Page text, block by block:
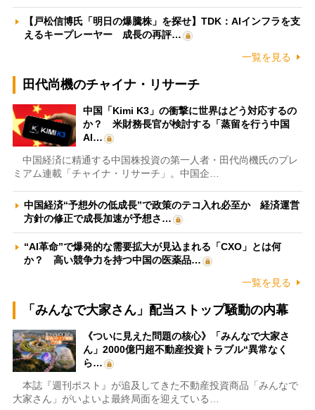
【戸松信博氏「明日の爆騰株」を探せ】TDK：AIインフラを支
えるキープレーヤー 成長の再評…
一覧を見る
田代尚機のチャイナ・リサーチ
中国「Kimi K3」の衝撃に世界はどう対応するの
か？ 米財務長官が検討する「蒸留を行う中国
AI…
中国経済に精通する中国株投資の第一人者・田代尚機氏のプレ
ミアム連載「チャイナ・リサーチ」。中国企…
中国経済“予想外の低成長”で政策のテコ入れ必至か 経済運営
方針の修正で成長加速が予想さ…
“AI革命”で爆発的な需要拡大が見込まれる「CXO」とは何
か？ 高い競争力を持つ中国の医薬品…
一覧を見る
「みんなで大家さん」配当ストップ騒動の内幕
《ついに見えた問題の核心》「みんなで大家さ
ん」2000億円超不動産投資トラブル“異常なく
ら…
本誌『週刊ポスト』が追及してきた不動産投資商品「みんなで
大家さん」がいよいよ最終局面を迎えている…